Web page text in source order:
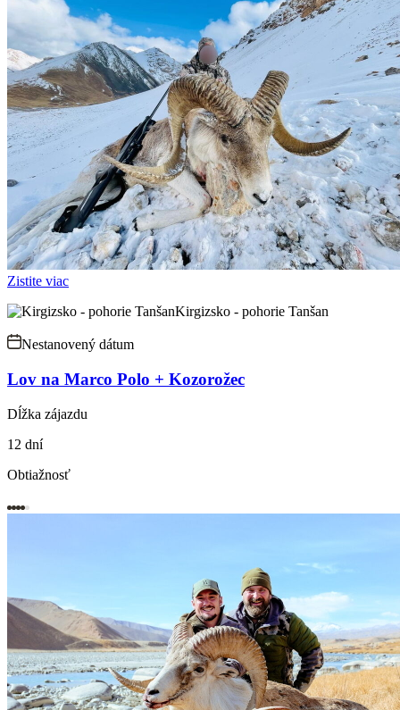
Zistite viac
Kirgizsko - pohorie Tanšan
Nestanovený dátum
Lov na Marco Polo + Kozorožec
Dĺžka zájazdu
12 dní
Obtiažnosť